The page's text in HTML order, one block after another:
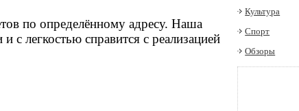
по определённому адресу. Наша
с легкостью справится с реализацией
Культура
Спорт
Обзоры